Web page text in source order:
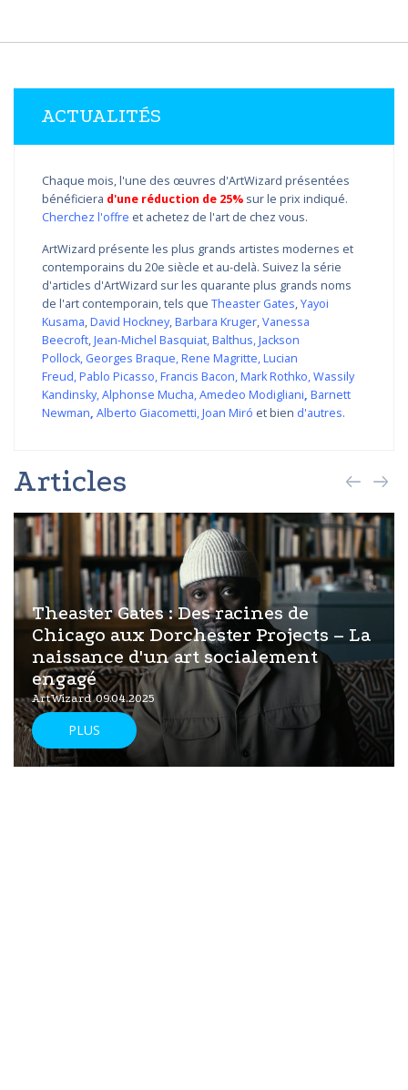
ACTUALITÉS
Chaque mois, l'une des œuvres d'ArtWizard présentées
bénéficiera d'une réduction de 25% sur le prix indiqué.
Cherchez l'offre et achetez de l'art de chez vous.
ArtWizard présente les plus grands artistes modernes et
contemporains du 20e siècle et au-delà. Suivez la série
d'articles d'ArtWizard sur les quarante plus grands noms
de l'art contemporain, tels que Theaster Gates,Yayoi
Kusama,David Hockney,Barbara Kruger,Vanessa
Beecroft,Jean-Michel Basquiat,Balthus,Jackson
Pollock, Georges Braque,Rene Magritte,Lucian
Freud,Pablo Picasso,Francis Bacon,Mark Rothko,Wassily
Kandinsky,Alphonse Mucha,Amedeo Modigliani, Barnett
Newman, Alberto Giacometti,Joan Miró et bien d'autres.
Articles
Theaster Gates : Des racines de
Chicago aux Dorchester Projects – La
naissance d'un art socialement
engagé
ArtWizard 09.04.2025
PLUS